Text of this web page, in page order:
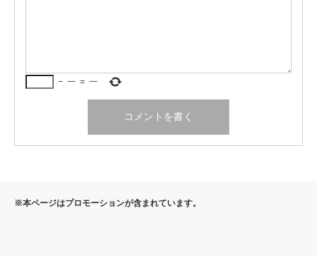
− 一 = 一
※本ページはプロモーションが含まれています。